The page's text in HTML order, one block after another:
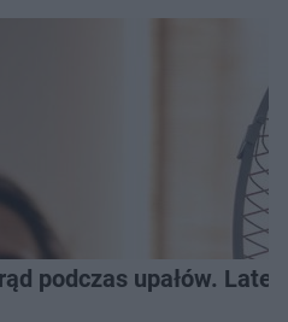
podczas upałów.